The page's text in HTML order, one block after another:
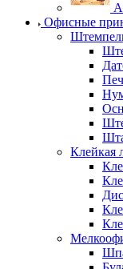
Офисные
Клейкая